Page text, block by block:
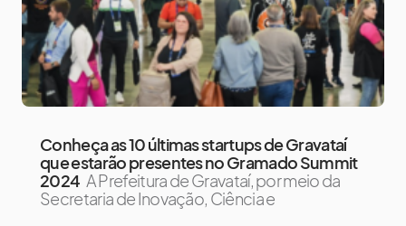
Conheça as 10 últimas startups de Gravataí
que estarão presentes no Gramado Summit
2024 A Prefeitura de Gravataí, por meio da
Secretaria de Inovação, Ciência e